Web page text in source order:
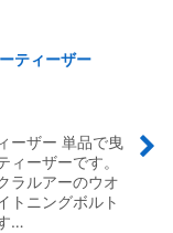
ティーザー
ーザー 単品で曳
ィーザーです。
ラルアーのウオ
トニングボルト
…